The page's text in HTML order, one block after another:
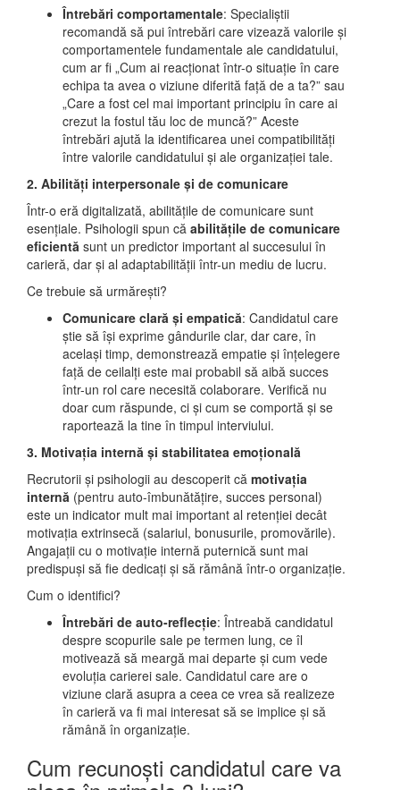
Întrebări comportamentale: Specialiștii
recomandă să pui întrebări care vizează valorile și
comportamentele fundamentale ale candidatului,
cum ar fi „Cum ai reacționat într-o situație în care
echipa ta avea o viziune diferită față de a ta?” sau
„Care a fost cel mai important principiu în care ai
crezut la fostul tău loc de muncă?” Aceste
întrebări ajută la identificarea unei compatibilități
între valorile candidatului și ale organizației tale.
2. Abilități interpersonale și de comunicare
Într-o eră digitalizată, abilitățile de comunicare sunt
esențiale. Psihologii spun că abilitățile de comunicare
eficientă sunt un predictor important al succesului în
carieră, dar și al adaptabilității într-un mediu de lucru.
Ce trebuie să urmărești?
Comunicare clară și empatică: Candidatul care
știe să își exprime gândurile clar, dar care, în
același timp, demonstrează empatie și înțelegere
față de ceilalți este mai probabil să aibă succes
într-un rol care necesită colaborare. Verifică nu
doar cum răspunde, ci și cum se comportă și se
raportează la tine în timpul interviului.
3. Motivația internă și stabilitatea emoțională
Recrutorii și psihologii au descoperit că motivația
internă (pentru auto-îmbunătățire, succes personal)
este un indicator mult mai important al retenției decât
motivația extrinsecă (salariul, bonusurile, promovările).
Angajații cu o motivație internă puternică sunt mai
predispuși să fie dedicați și să rămână într-o organizație.
Cum o identifici?
Întrebări de auto-reflecție: Întreabă candidatul
despre scopurile sale pe termen lung, ce îl
motivează să meargă mai departe și cum vede
evoluția carierei sale. Candidatul care are o
viziune clară asupra a ceea ce vrea să realizeze
în carieră va fi mai interesat să se implice și să
rămână în organizație.
Cum recunoști candidatul care va